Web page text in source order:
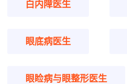
白内障医生
眼底病医生
眼睑病与眼整形医生